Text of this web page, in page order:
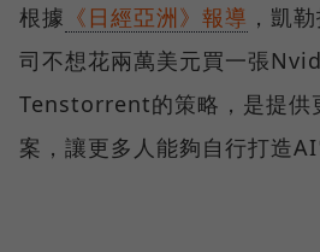
根據 《日經亞洲》報導 ，凱
司不想花兩萬美元買一張
Tenstorrent的策略，是提供
案，讓更多人能夠自行打造AI